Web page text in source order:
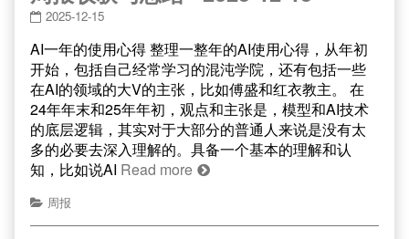
2025-12-15
AI一年的使用心得 整理一整年的AI使用心得，从年初
开始，包括自己经常学习的混沌学院，还有包括一些
在AI的领域的大V的主张，比如傅盛和红衣教主。 在
24年年末和25年年初，观点和主张是，模型和AI技术
的底层逻辑，其实对于大部分的普通人来说是没有太
多的必要去深入理解的。具备一个基本的理解和认
知，比如说AI Read more
周报